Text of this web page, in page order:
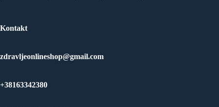
Kontakt
zdravljeonlineshop@gmail.com
+38163342380